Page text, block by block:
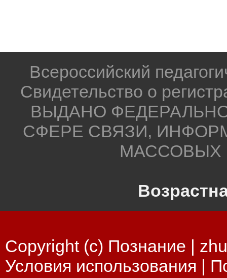
Всероссийский
Свидетельство о
ВЫДАНО
СФЕРЕ СВЯЗИ,
МАССОВЫХ
Copyright (c) Познание |
Условия использования |